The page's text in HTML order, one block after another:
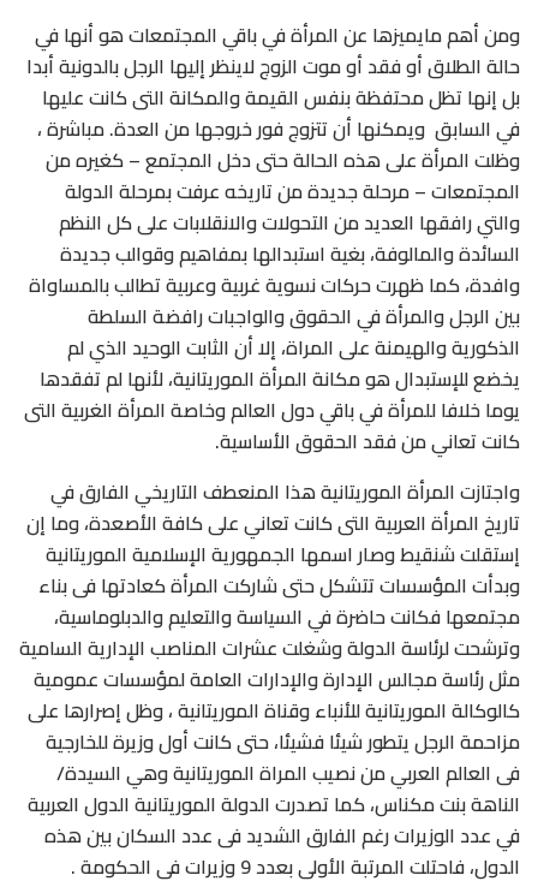
ومن أهم مايميزها عن المرأة في باقي المجتمعات هو أنها في
حالة الطلاق أو فقد أو موت الزوج لاينظر إليها الرجل بالدونية أبدا
بل إنها تظل محتفظة بنفس القيمة والمكانة التى كانت عليها
في السابق ويمكنها أن تتزوج فور خروجها من العدة. مباشرة ،
وظلت المرأة على هذه الحالة حتى دخل المجتمع – كغيره من
المجتمعات – مرحلة جديدة من تاريخه عرفت بمرحلة الدولة
والتي رافقها العديد من التحولات والانقلابات على كل النظم
السائدة والمالوفة، بغية استبدالها بمفاهيم وقوالب جديدة
وافدة، كما ظهرت حركات نسوية غربية وعربية تطالب بالمساواة
بين الرجل والمرأة في الحقوق والواجبات رافضة السلطة
الذكورية والهيمنة على المراة، إلا أن الثابت الوحيد الذي لم
يخضع للإستبدال هو مكانة المرأة الموريتانية، لأنها لم تفقدها
يوما خلافا للمرأة في باقي دول العالم وخاصة المرأة الغربية التى
كانت تعاني من فقد الحقوق الأساسية.
واجتازت المرأة الموريتانية هذا المنعطف التاريخي الفارق في
تاريخ المرأة العربية التى كانت تعاني على كافة الأصعدة، وما إن
إستقلت شنقيط وصار اسمها الجمهورية الإسلامية الموريتانية
وبدأت المؤسسات تتشكل حتى شاركت المرأة كعادتها فى بناء
مجتمعها فكانت حاضرة في السياسة والتعليم والدبلوماسية،
وترشحت لرئاسة الدولة وشغلت عشرات المناصب الإدارية السامية
مثل رئاسة مجالس الإدارة والإدارات العامة لمؤسسات عمومية
كالوكالة الموريتانية للأنباء وقناة الموريتانية ، وظل إصرارها على
مزاحمة الرجل يتطور شيئا فشيئا، حتى كانت أول وزيرة للخارجية
فى العالم العربي من نصيب المراة الموريتانية وهي السيدة/
الناهة بنت مكناس، كما تصدرت الدولة الموريتانية الدول العربية
في عدد الوزيرات رغم الفارق الشديد فى عدد السكان بين هذه
الدول، فاحتلت المرتبة الأولى بعدد 9 وزيرات فى الحكومة .